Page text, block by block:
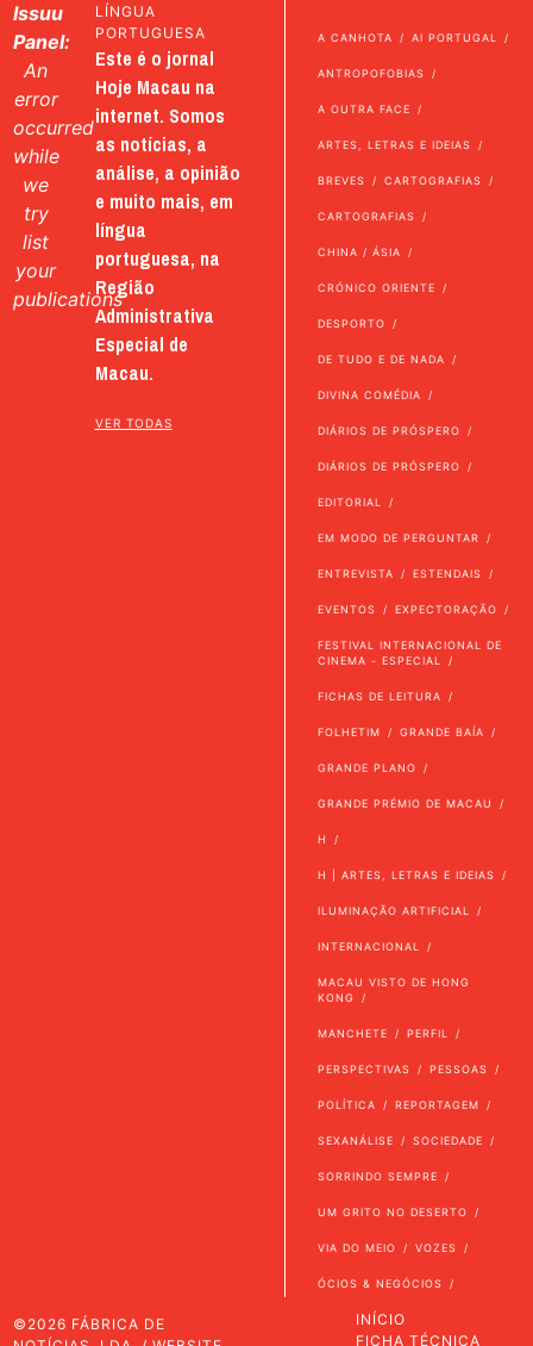
Issuu
Panel:
An
error
occurred
while
we
try
list
your
publications
LÍNGUA
PORTUGUESA
Este é o jornal
Hoje Macau na
internet. Somos
as notícias, a
análise, a opinião
e muito mais, em
língua
portuguesa, na
Região
Administrativa
Especial de
Macau.
VER TODAS
A CANHOTA AI PORTUGAL
ANTROPOFOBIAS
A OUTRA FACE
ARTES, LETRAS E IDEIAS
BREVES CARTOGRAFIAS
CARTOGRAFIAS
CHINA / ÁSIA
CRÓNICO ORIENTE
DESPORTO
DE TUDO E DE NADA
DIVINA COMÉDIA
DIÁRIOS DE PRÓSPERO
DIÁRIOS DE PRÓSPERO
EDITORIAL
EM MODO DE PERGUNTAR
ENTREVISTA ESTENDAIS
EVENTOS EXPECTORAÇÃO
FESTIVAL INTERNACIONAL DE
CINEMA - ESPECIAL
FICHAS DE LEITURA
FOLHETIM GRANDE BAÍA
GRANDE PLANO
GRANDE PRÉMIO DE MACAU
H
H | ARTES, LETRAS E IDEIAS
ILUMINAÇÃO ARTIFICIAL
INTERNACIONAL
MACAU VISTO DE HONG
KONG
MANCHETE PERFIL
PERSPECTIVAS PESSOAS
POLÍTICA REPORTAGEM
SEXANÁLISE SOCIEDADE
SORRINDO SEMPRE
UM GRITO NO DESERTO
VIA DO MEIO VOZES
ÓCIOS & NEGÓCIOS
©2026 FÁBRICA DE
INÍCIO
FICHA TÉCNICA